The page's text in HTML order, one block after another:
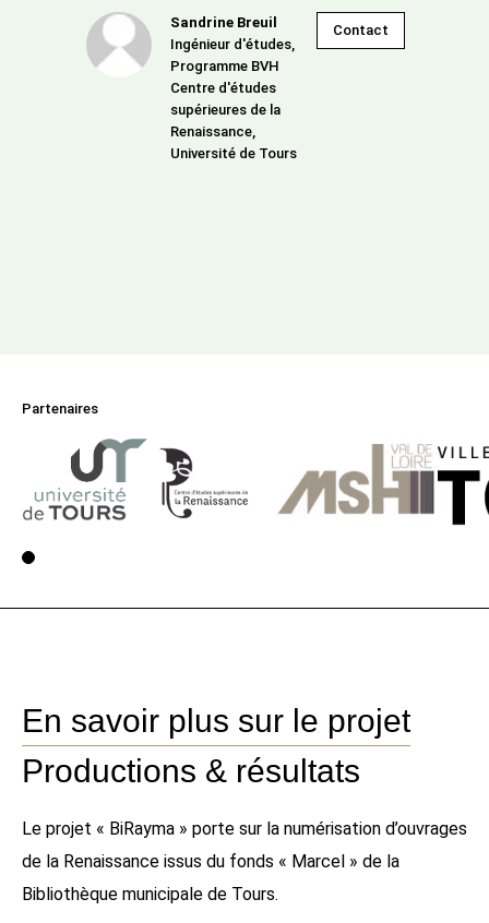
Sandrine Breuil
Ingénieur d'études,
Programme BVH
Centre d'études
supérieures de la
Renaissance,
Université de Tours
Contact
Partenaires
Voir la page 1
En savoir plus sur le projet
Productions & résultats
Le projet « BiRayma » porte sur la numérisation d’ouvrages
de la Renaissance issus du fonds « Marcel » de la
Bibliothèque municipale de Tours.